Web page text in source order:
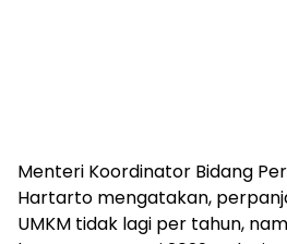
Menteri Koordinator Bidang
Hartarto mengatakan,
UMKM tidak lagi per tahun,